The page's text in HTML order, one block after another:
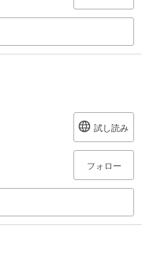
試し読み
フォロー